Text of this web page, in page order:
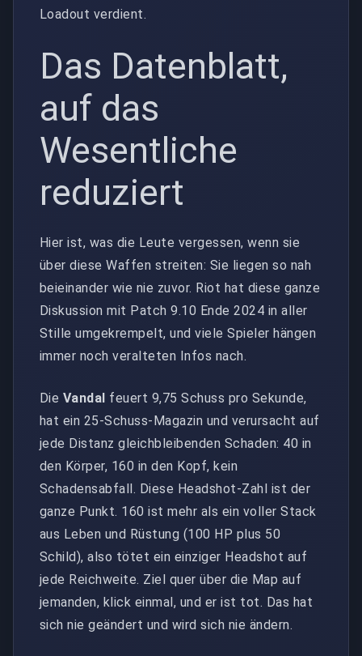
Loadout verdient.
Das Datenblatt,
auf das
Wesentliche
reduziert
Hier ist, was die Leute vergessen, wenn sie
über diese Waffen streiten: Sie liegen so nah
beieinander wie nie zuvor. Riot hat diese ganze
Diskussion mit Patch 9.10 Ende 2024 in aller
Stille umgekrempelt, und viele Spieler hängen
immer noch veralteten Infos nach.
Die Vandal feuert 9,75 Schuss pro Sekunde,
hat ein 25-Schuss-Magazin und verursacht auf
jede Distanz gleichbleibenden Schaden: 40 in
den Körper, 160 in den Kopf, kein
Schadensabfall. Diese Headshot-Zahl ist der
ganze Punkt. 160 ist mehr als ein voller Stack
aus Leben und Rüstung (100 HP plus 50
Schild), also tötet ein einziger Headshot auf
jede Reichweite. Ziel quer über die Map auf
jemanden, klick einmal, und er ist tot. Das hat
sich nie geändert und wird sich nie ändern.